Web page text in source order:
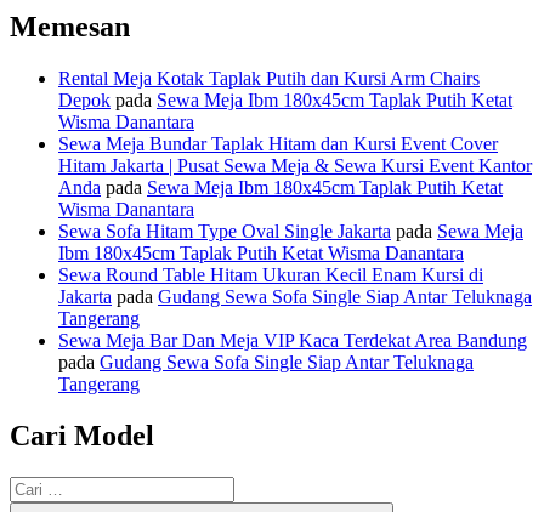
Memesan
Rental Meja Kotak Taplak Putih dan Kursi Arm Chairs
Depok pada Sewa Meja Ibm 180x45cm Taplak Putih Ketat
Wisma Danantara
Sewa Meja Bundar Taplak Hitam dan Kursi Event Cover
Hitam Jakarta | Pusat Sewa Meja & Sewa Kursi Event Kantor
Anda pada Sewa Meja Ibm 180x45cm Taplak Putih Ketat
Wisma Danantara
Sewa Sofa Hitam Type Oval Single Jakarta pada Sewa Meja
Ibm 180x45cm Taplak Putih Ketat Wisma Danantara
Sewa Round Table Hitam Ukuran Kecil Enam Kursi di
Jakarta pada Gudang Sewa Sofa Single Siap Antar Teluknaga
Tangerang
Sewa Meja Bar Dan Meja VIP Kaca Terdekat Area Bandung
pada Gudang Sewa Sofa Single Siap Antar Teluknaga
Tangerang
Cari Model
Pencarian